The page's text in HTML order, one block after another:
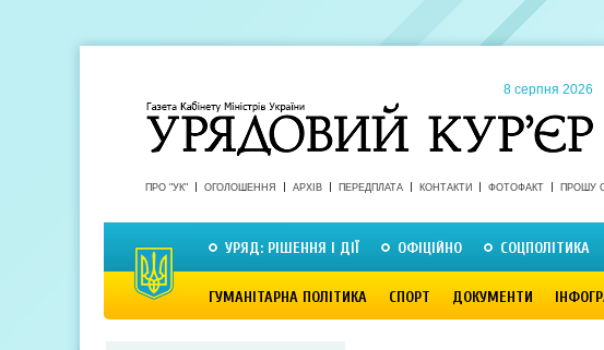
8 серпня 2026
ПРО "УК" ОГОЛОШЕННЯ АРХІВ ПЕРЕДПЛАТА КОНТАКТИ ФОТОФАКТ ПРОШУ
УРЯД: РІШЕННЯ І ДІЇ ОФІЦІЙНО СОЦПОЛІТИКА
ГУМАНІТАРНА ПОЛІТИКА СПОРТ ДОКУМЕНТИ